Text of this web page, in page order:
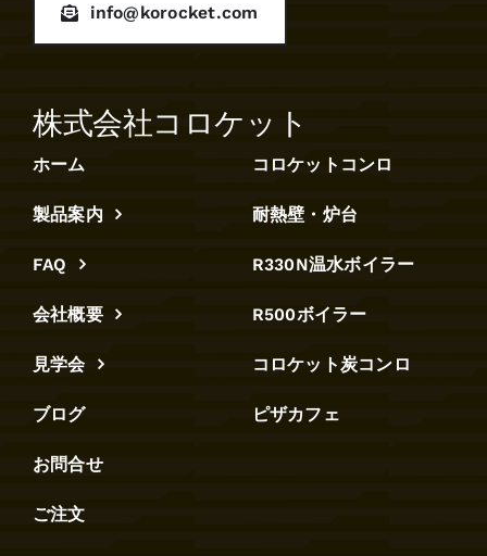
info@korocket.com
株式会社コロケット
ホーム
製品案内
FAQ
会社概要
見学会
ブログ
お問合せ
ご注文
コロケットコンロ
耐熱壁・炉台
R330N温水ボイラー
R500ボイラー
コロケット炭コンロ
ピザカフェ